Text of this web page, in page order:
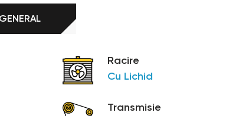
GENERAL
Racire
Cu Lichid
Transmisie